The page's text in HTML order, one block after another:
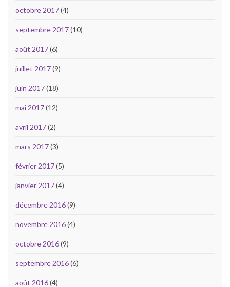
octobre 2017(4)
septembre 2017(10)
août 2017(6)
juillet 2017(9)
juin 2017(18)
mai 2017(12)
avril 2017(2)
mars 2017(3)
février 2017(5)
janvier 2017(4)
décembre 2016(9)
novembre 2016(4)
octobre 2016(9)
septembre 2016(6)
août 2016(4)